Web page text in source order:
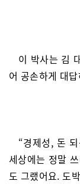
이 박사는 김
어 공손하게 대
“경제성, 돈
세상에는 정말
도 그랬어요. 도